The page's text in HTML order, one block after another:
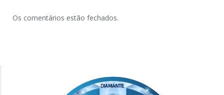
Os comentários estão fechados.